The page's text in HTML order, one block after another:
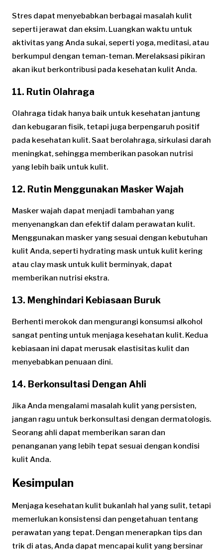
Stres dapat menyebabkan berbagai masalah kulit
seperti jerawat dan eksim. Luangkan waktu untuk
aktivitas yang Anda sukai, seperti yoga, meditasi, atau
berkumpul dengan teman-teman. Merelaksasi pikiran
akan ikut berkontribusi pada kesehatan kulit Anda.
11. Rutin Olahraga
Olahraga tidak hanya baik untuk kesehatan jantung
dan kebugaran fisik, tetapi juga berpengaruh positif
pada kesehatan kulit. Saat berolahraga, sirkulasi darah
meningkat, sehingga memberikan pasokan nutrisi
yang lebih baik untuk kulit.
12. Rutin Menggunakan Masker Wajah
Masker wajah dapat menjadi tambahan yang
menyenangkan dan efektif dalam perawatan kulit.
Menggunakan masker yang sesuai dengan kebutuhan
kulit Anda, seperti hydrating mask untuk kulit kering
atau clay mask untuk kulit berminyak, dapat
memberikan nutrisi ekstra.
13. Menghindari Kebiasaan Buruk
Berhenti merokok dan mengurangi konsumsi alkohol
sangat penting untuk menjaga kesehatan kulit. Kedua
kebiasaan ini dapat merusak elastisitas kulit dan
menyebabkan penuaan dini.
14. Berkonsultasi Dengan Ahli
Jika Anda mengalami masalah kulit yang persisten,
jangan ragu untuk berkonsultasi dengan dermatologis.
Seorang ahli dapat memberikan saran dan
penanganan yang lebih tepat sesuai dengan kondisi
kulit Anda.
Kesimpulan
Menjaga kesehatan kulit bukanlah hal yang sulit, tetapi
memerlukan konsistensi dan pengetahuan tentang
perawatan yang tepat. Dengan menerapkan tips dan
trik di atas, Anda dapat mencapai kulit yang bersinar